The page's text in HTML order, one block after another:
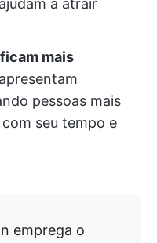
a atrair
mais
pessoas mais
seu tempo e
emprega o